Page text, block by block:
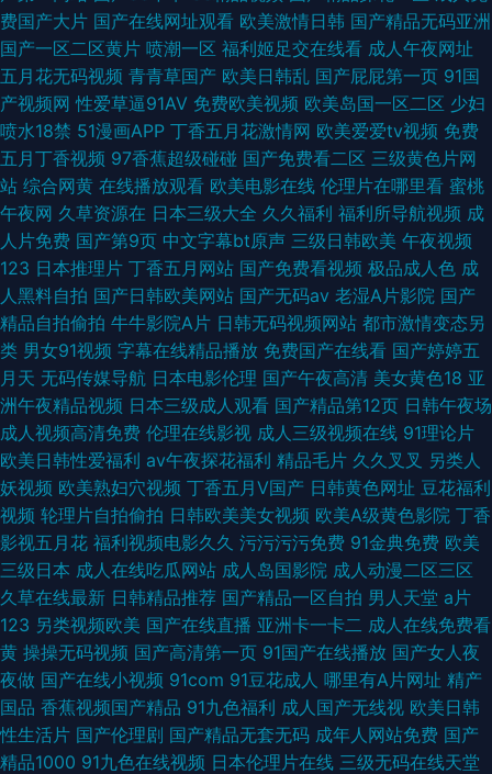
费国产大片 国产在线网址观看 欧美激情日韩 国产精品无码亚洲
国产一区二区黄片 喷潮一区 福利姬足交在线看 成人午夜网址
五月花无码视频 青青草国产 欧美日韩乱 国产屁屁第一页 91国
产视频网 性爱草逼91AV 免费欧美视频 欧美岛国一区二区 少妇
喷水18禁 51漫画APP 丁香五月花激情网 欧美爱爱tv视频 免费
五月丁香视频 97香蕉超级碰碰 国产免费看二区 三级黄色片网
站 综合网黄 在线播放观看 欧美电影在线 伦理片在哪里看 蜜桃
午夜网 久草资源在 日本三级大全 久久福利 福利所导航视频 成
人片免费 国产第9页 中文字幕bt原声 三级日韩欧美 午夜视频
123 日本推理片 丁香五月网站 国产免费看视频 极品成人色 成
人黑料自拍 国产日韩欧美网站 国产无码av 老湿A片影院 国产
精品自拍偷拍 牛牛影院A片 日韩无码视频网站 都市激情变态另
类 男女91视频 字幕在线精品播放 免费国产在线看 国产婷婷五
月天 无码传媒导航 日本电影伦理 国产午夜高清 美女黄色18 亚
洲午夜精品视频 日本三级成人观看 国产精品第12页 日韩午夜场
成人视频高清免费 伦理在线影视 成人三级视频在线 91理论片
欧美日韩性爱福利 av午夜探花福利 精品毛片 久久叉叉 另类人
妖视频 欧美熟妇穴视频 丁香五月V国产 日韩黄色网址 豆花福利
视频 轮理片自拍偷拍 日韩欧美美女视频 欧美A级黄色影院 丁香
影视五月花 福利视频电影久久 污污污污免费 91金典免费 欧美
三级日本 成人在线吃瓜网站 成人岛国影院 成人动漫二区三区
久草在线最新 日韩精品推荐 国产精品一区自拍 男人天堂 a片
123 另类视频欧美 国产在线直播 亚洲卡一卡二 成人在线免费看
黄 操操无码视频 国产高清第一页 91国产在线播放 国产女人夜
夜做 国产在线小视频 91com 91豆花成人 哪里有A片网址 精产
国品 香蕉视频国产精品 91九色福利 成人国产无线视 欧美日韩
性生活片 国产伦理剧 国产精品无套无码 成年人网站免费 国产
精品1000 91九色在线视频 日本伦理片在线 三级无码在线天堂